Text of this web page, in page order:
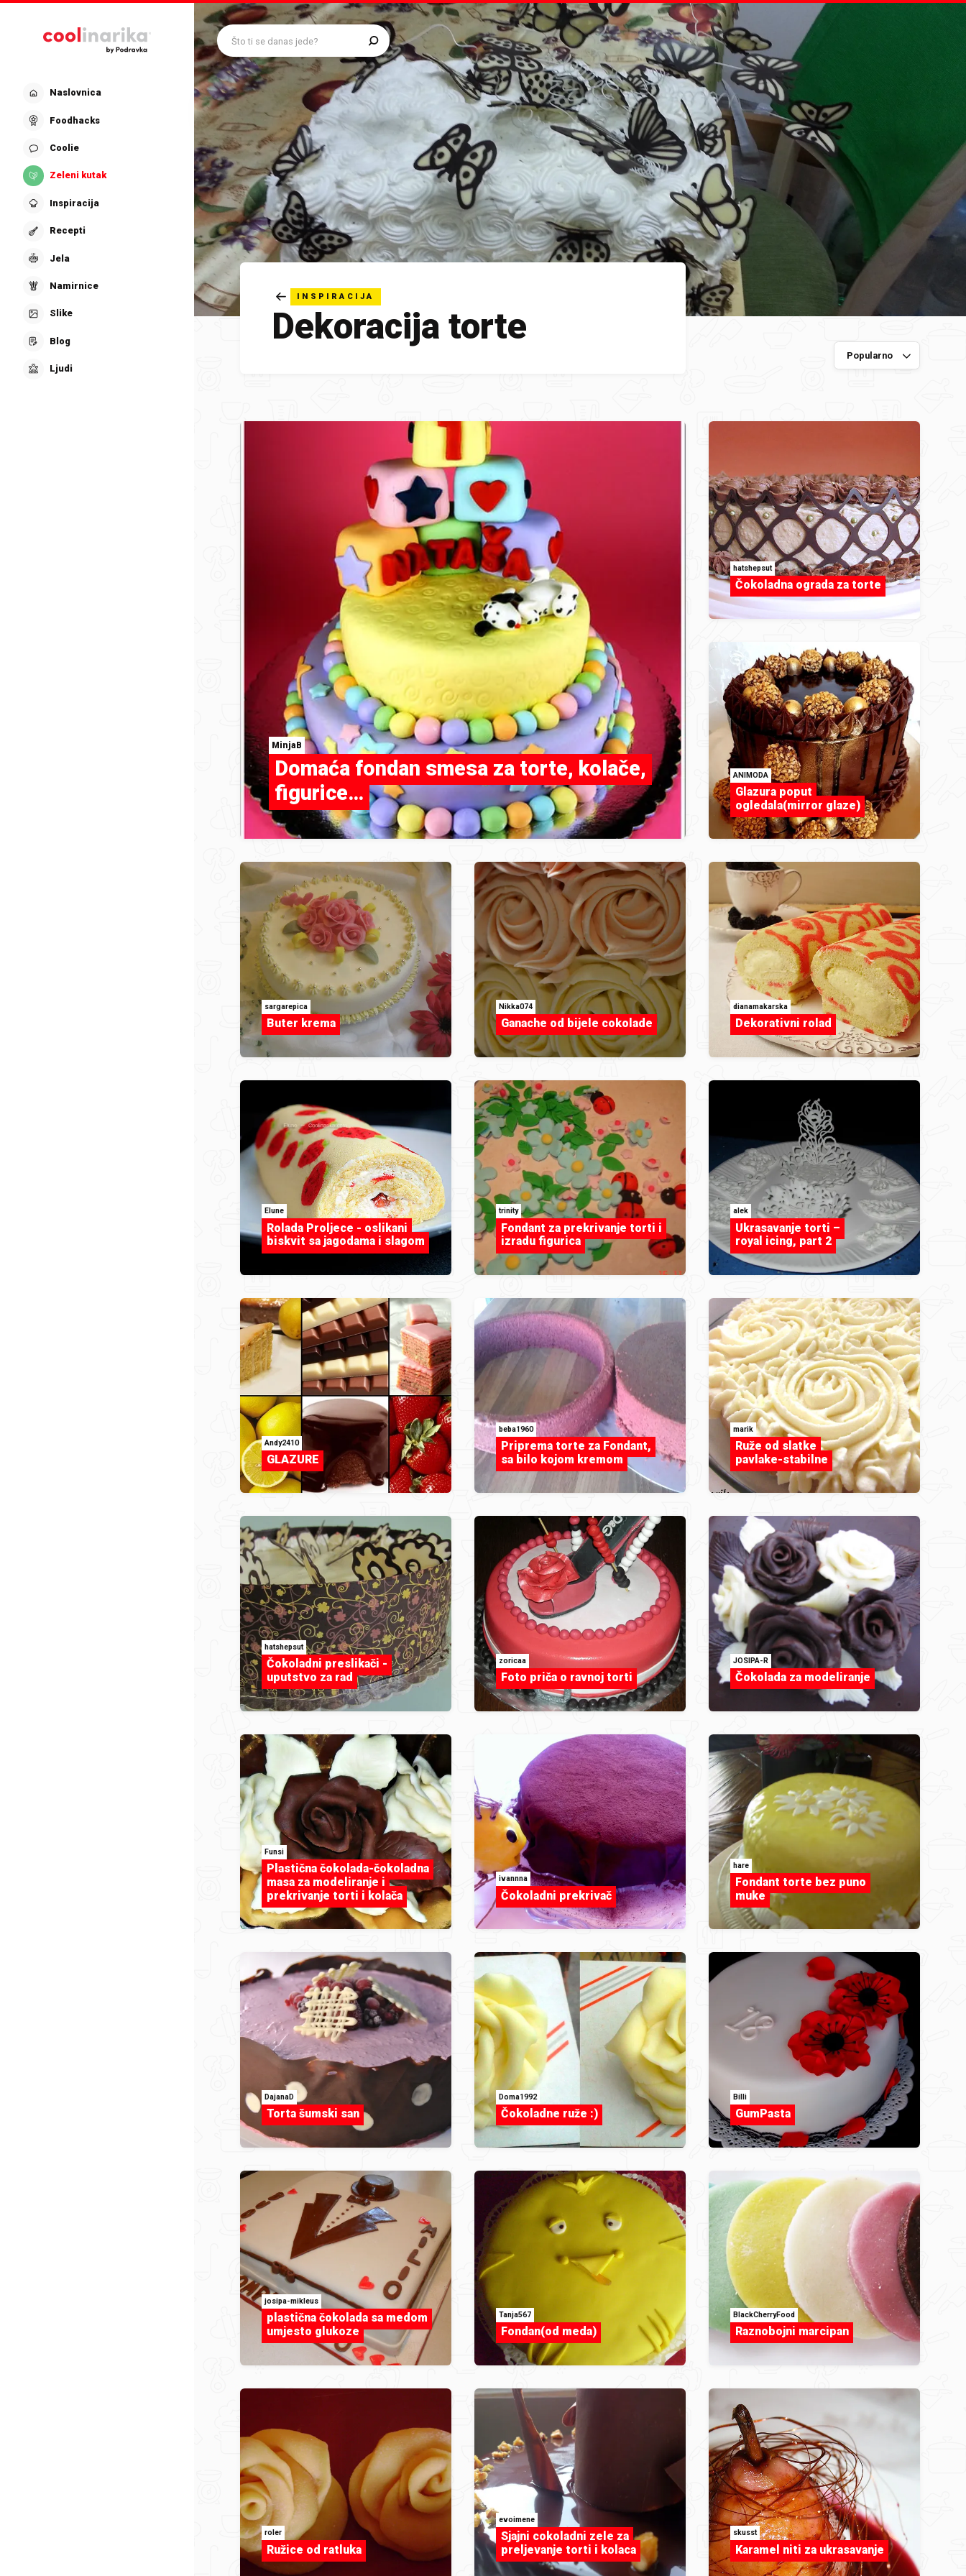
Naslovnica
Foodhacks
Coolie
Zeleni kutak
Inspiracija
Recepti
Jela
Namirnice
Slike
Blog
Ljudi
INSPIRACIJA
Dekoracija torte
MinjaB
Domaća fondan smesa za torte, kolače,
figurice…
hatshepsut
Čokoladna ograda za torte
ANIMODA
Glazura poput
ogledala(mirror glaze)
sargarepica
Buter krema
Nikka074
Ganache od bijele cokolade
dianamakarska
Dekorativni rolad
Elune
Rolada Proljece - oslikani
biskvit sa jagodama i slagom
trinity
Fondant za prekrivanje torti i
izradu figurica
alek
Ukrasavanje torti –
royal icing, part 2
Andy2410
GLAZURE
beba1960
Priprema torte za Fondant,
sa bilo kojom kremom
marik
Ruže od slatke
pavlake-stabilne
hatshepsut
Čokoladni preslikači -
uputstvo za rad
zoricaa
Foto priča o ravnoj torti
JOSIPA-R
Čokolada za modeliranje
Funsi
Plastična čokolada-čokoladna
masa za modeliranje i
prekrivanje torti i kolača
ivannna
Čokoladni prekrivač
hare
Fondant torte bez puno
muke
DajanaD
Torta šumski san
Doma1992
Čokoladne ruže :)
Billi
GumPasta
josipa-mikleus
plastična čokolada sa medom
umjesto glukoze
Tanja567
Fondan(od meda)
BlackCherryFood
Raznobojni marcipan
roler
Ružice od ratluka
evoimene
Sjajni cokoladni zele za
preljevanje torti i kolaca
skusst
Karamel niti za ukrasavanje
Što ti se danas jede?